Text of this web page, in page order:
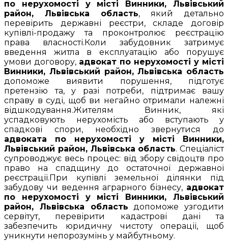
по нерухомості у місті Винники, Львівський
район, Львівська область, який детально
перевірить державні реєстри, складе договір
купівлі-продажу та проконтролює реєстрацію
права власності.Коли забудовник затримує
введення житла в експлуатацію або порушує
умови договору, адвокат по нерухомості у місті
Винники, Львівський район, Львівська область
допоможе виявити порушення, підготує
претензію та, у разі потреби, підтримає вашу
справу в суді, щоб ви негайно отримали належні
відшкодування.Жителям Винник, які
успадковують нерухомість або вступають у
спадкові спори, необхідно звернутися до
адвоката по нерухомості у місті Винники,
Львівський район, Львівська область. Спеціаліст
супроводжує весь процес: від збору свідоцтв про
право на спадщину до остаточної державної
реєстрації.При купівлі земельної ділянки під
забудову чи ведення аграрного бізнесу, адвокат
по нерухомості у місті Винники, Львівський
район, Львівська область допоможе узгодити
сервітут, перевірити кадастрові дані та
забезпечить юридичну чистоту операції, щоб
уникнути непорозумінь у майбутньому.